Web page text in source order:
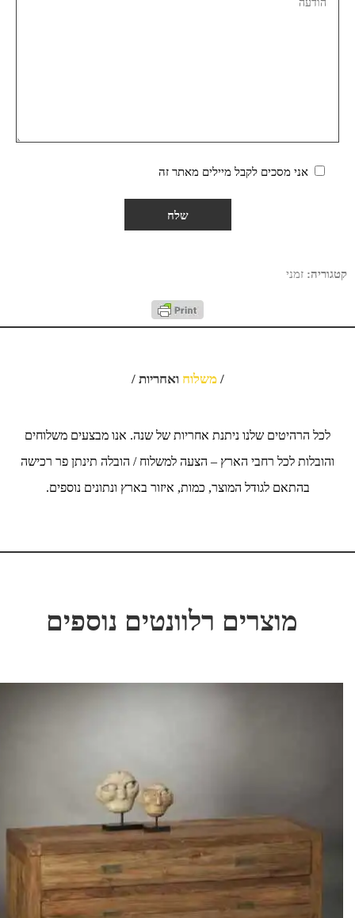
אני מסכים לקבל מיילים מאתר זה
קטגוריה: זמני
/משלוח ואחריות /
לכל הרהיטים שלנו ניתנת אחריות של שנה. אנו מבצעים משלוחים
והובלות לכל רחבי הארץ – הצעה למשלוח / הובלה תינתן פר רכישה
בהתאם לגודל המוצר, כמות, איזור בארץ ונתונים נוספים.
מוצרים רלוונטים נוספים